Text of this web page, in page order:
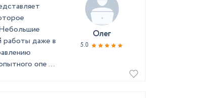
работы даже в
опе ...
Олег
5.0